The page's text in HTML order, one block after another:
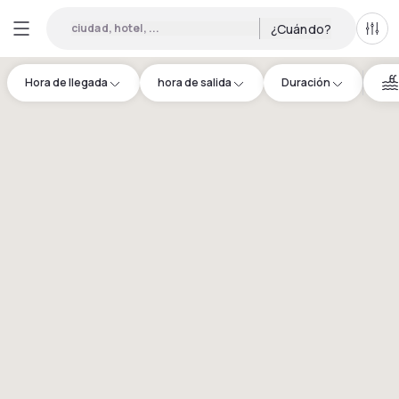
ciudad, hotel, ... ¿Cuándo?
Hora de llegada hora de salida Duración